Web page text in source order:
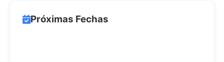
Próximas Fechas